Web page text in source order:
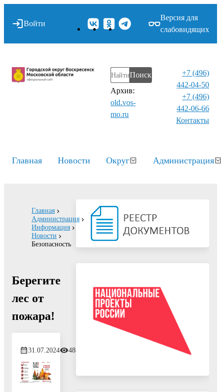
Войти
Версия для
слабовидящих
Поиск
Архив:
old.vos-
mo.ru
+7 (496)
442-04-50
+7 (496)
442-06-66
Контакты⁠
Главная Новости Округ Администрация
Главная
Администрация
Информация
Новости
Безопасность
Берегите
лес от
пожара!
31.07.2024 488